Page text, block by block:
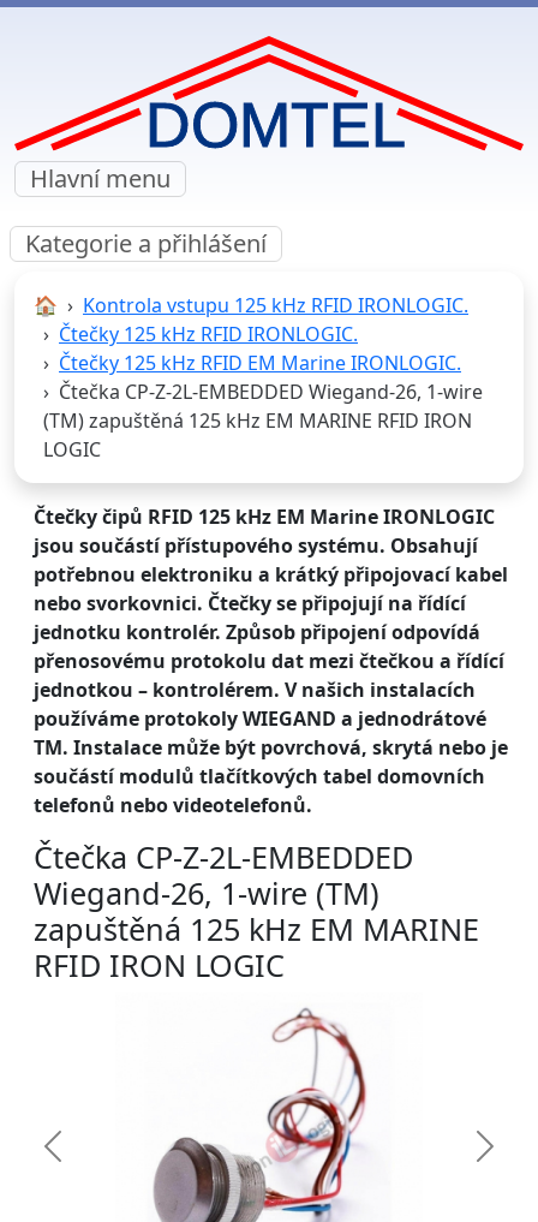
Hlavní menu
Kategorie a přihlášení
🏠︎
Kontrola vstupu 125 kHz RFID IRONLOGIC.
Čtečky 125 kHz RFID IRONLOGIC.
Čtečky 125 kHz RFID EM Marine IRONLOGIC.
Čtečka CP-Z-2L-EMBEDDED Wiegand-26, 1-wire
(TM) zapuštěná 125 kHz EM MARINE RFID IRON
LOGIC
Čtečky čipů RFID 125 kHz EM Marine IRONLOGIC
jsou součástí přístupového systému. Obsahují
potřebnou elektroniku a krátký připojovací kabel
nebo svorkovnici. Čtečky se připojují na řídící
jednotku kontrolér. Způsob připojení odpovídá
přenosovému protokolu dat mezi čtečkou a řídící
jednotkou – kontrolérem. V našich instalacích
používáme protokoly WIEGAND a jednodrátové
TM. Instalace může být povrchová, skrytá nebo je
součástí modulů tlačítkových tabel domovních
telefonů nebo videotelefonů.
Čtečka CP-Z-2L-EMBEDDED
Wiegand-26, 1-wire (TM)
zapuštěná 125 kHz EM MARINE
RFID IRON LOGIC
Předchozí Další